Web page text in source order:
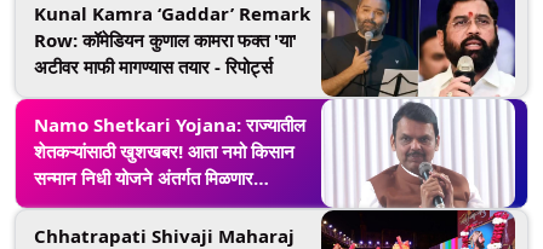
Kunal Kamra ‘Gaddar’ Remark
Row: कॉमेडियन कुणाल कामरा फक्त 'या'
अटीवर माफी मागण्यास तयार - रिपोर्ट्स
Namo Shetkari Yojana: राज्यातील
शेतकऱ्यांसाठी खुशखबर! आता नमो किसान
सन्मान निधी योजने अंतर्गत मिळणार
15,000 रुपये, CM Devendra
Fadnavis यांची घोषणा
Chhatrapati Shivaji Maharaj